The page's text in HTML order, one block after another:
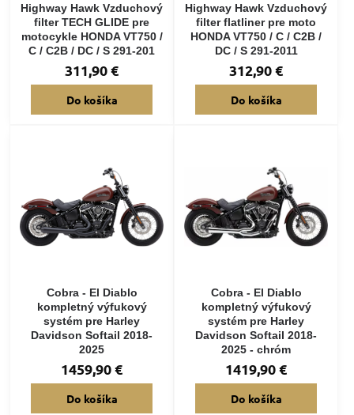
Highway Hawk Vzduchový
filter TECH GLIDE pre
motocykle HONDA VT750 /
C / C2B / DC / S 291-201
311,90 €
Do košíka
Highway Hawk Vzduchový
filter flatliner pre moto
HONDA VT750 / C / C2B /
DC / S 291-2011
312,90 €
Do košíka
Cobra - El Diablo
kompletný výfukový
systém pre Harley
Davidson Softail 2018-
2025
1459,90 €
Do košíka
Cobra - El Diablo
kompletný výfukový
systém pre Harley
Davidson Softail 2018-
2025 - chróm
1419,90 €
Do košíka